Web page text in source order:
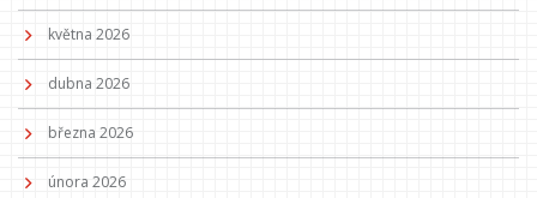
května 2026
dubna 2026
března 2026
února 2026